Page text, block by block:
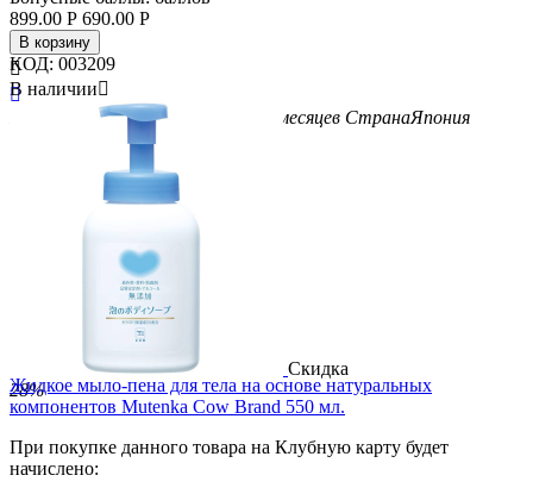
899.00 Р 690.00 Р
В корзину


Cow Brand Возраст с 6-ти месяцев СтранаЯпония
КОД: 003209
В наличии
Скидка
28%
Жидкое мыло-пена для тела на основе натуральных
компонентов Mutenka Cow Brand 550 мл.
При покупке данного товара на Клубную карту будет
начислено: